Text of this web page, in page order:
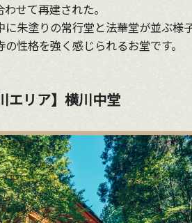
せて再建された。
朱塗りの常行堂と法華堂が並ぶ様
性格を強く感じられるお堂です。
エリア】横川中堂